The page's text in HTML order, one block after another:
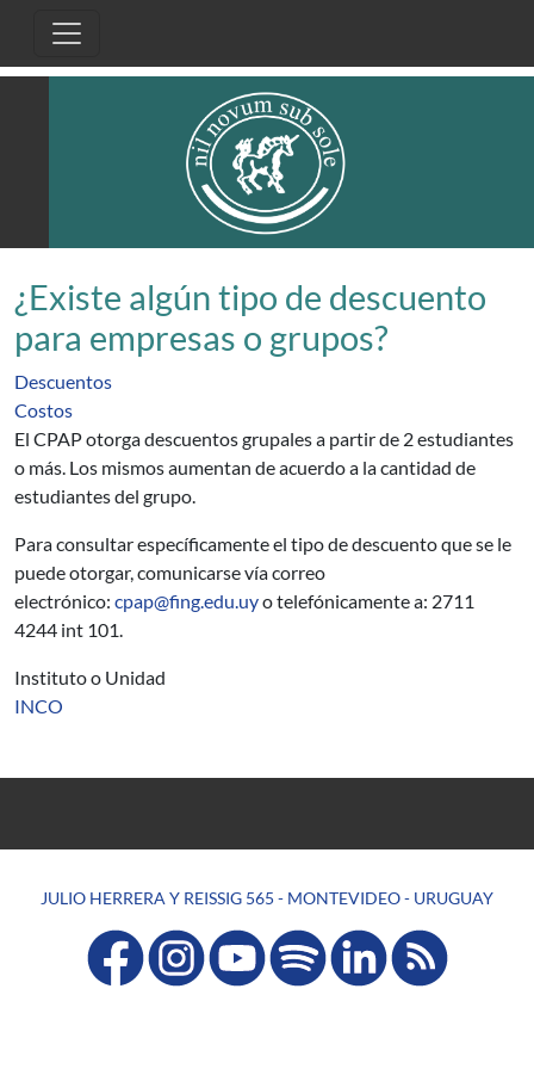
¿Existe algún tipo de descuento
para empresas o grupos?
Descuentos
Costos
El CPAP otorga descuentos grupales a partir de 2 estudiantes
o más. Los mismos aumentan de acuerdo a la cantidad de
estudiantes del grupo.
Para consultar específicamente el tipo de descuento que se le
puede otorgar,comunicarse vía correo
electrónico: cpap@fing.edu.uyo telefónicamente a: 2711
4244 int 101.
Instituto o Unidad
INCO
JULIO HERRERA Y REISSIG 565 - MONTEVIDEO - URUGUAY